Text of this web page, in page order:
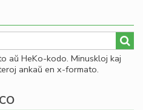
aŭ HeKo-kodo. Minuskloj kaj
ankaŭ en x-formato.